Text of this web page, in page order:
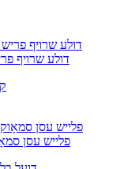
דולע שרויף
פלייש עסן